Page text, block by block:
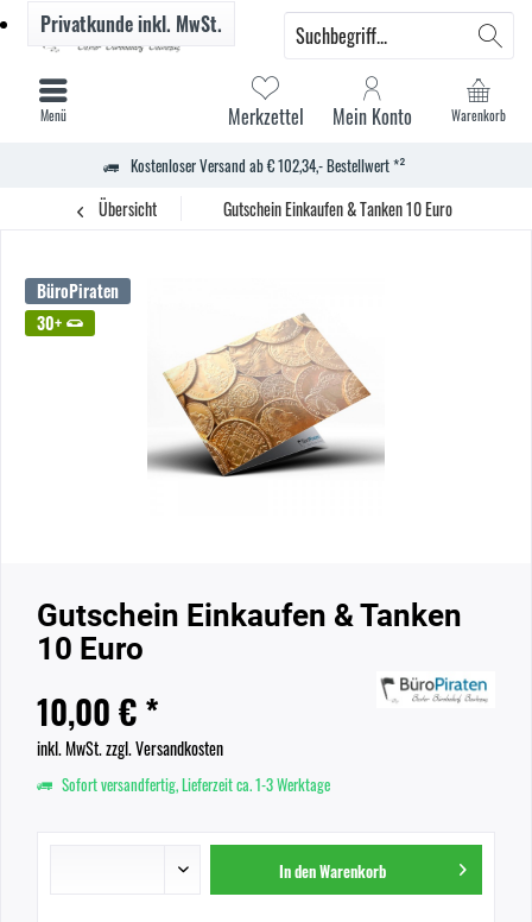
Kostenloser Versand ab € 102,34,- Bestellwert *²
Warenkorb
Merkzettel Mein Konto
Privatkundeinkl. MwSt.
Menü
Übersicht Gutschein Einkaufen & Tanken 10 Euro
BüroPiraten
30+
Gutschein Einkaufen & Tanken
10 Euro
10,00 € *
inkl. MwSt.zzgl. Versandkosten
Sofort versandfertig, Lieferzeit ca. 1-3 Werktage
In denWarenkorb